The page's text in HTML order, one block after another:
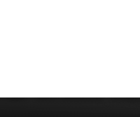
av